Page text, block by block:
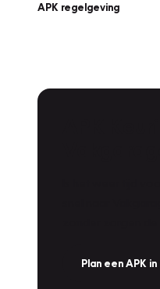
APK regelgeving
Plan een APK in